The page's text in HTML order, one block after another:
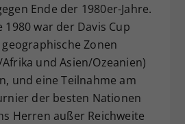
Ende der 1980er-Jahre.
1980 war der Davis Cup
Zonen
und Asien/Ozeanien)
und eine Teilnahme am
der besten Nationen
Herren außer Reichweite